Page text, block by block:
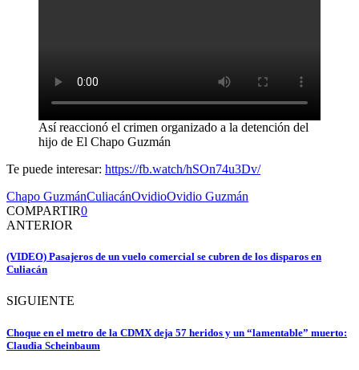
Así reaccionó el crimen organizado a la detención del
hijo de El Chapo Guzmán
Te puede interesar: https://fb.watch/hSOn74u3Dv/
Chapo GuzmánCuliacánOvidioOvidio Guzmán
COMPARTIR0
ANTERIOR
(VIDEO) Pasajeros de un vuelo comercial se cubren de los disparos en
Culiacán
SIGUIENTE
Choque en el metro de la CDMX deja 57 heridos y un “lamentable” muerto:
Claudia Scheinbaum